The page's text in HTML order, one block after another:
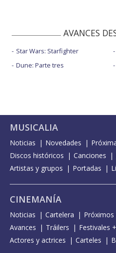
AVANCES
Star Wars: Starfighter
Dune: Parte tres
MUSICALIA
Noticias Novedades
Discos históricos
Canciones
Artistas y grupos
Portadas
CINEMANÍA
Noticias Cartelera
Avances
Tráilers
Festivales
Actores y actrices
Carteles